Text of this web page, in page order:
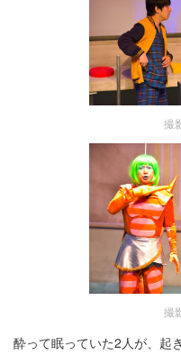
撮
撮
酔って眠っていた2人が、起